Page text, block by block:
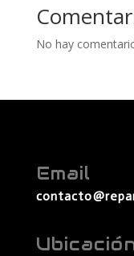
No hay
Email